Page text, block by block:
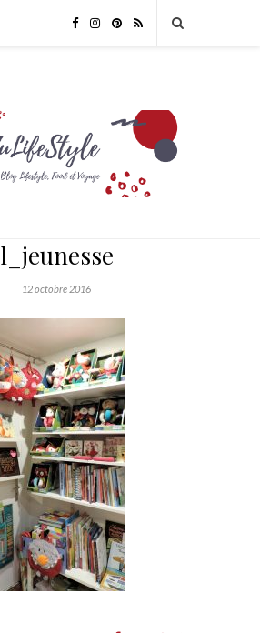
l_jeunesse
12 octobre 2016